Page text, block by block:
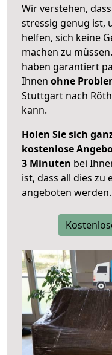
Wir verstehen,
stressig genug ist,
helfen, sich keine
machen zu
haben garantiert
Ihnen ohne
Stuttgart nach
kann.
Holen Sie sich
kostenlose
3 Minuten bei
ist, dass all dies zu
angeboten werden.